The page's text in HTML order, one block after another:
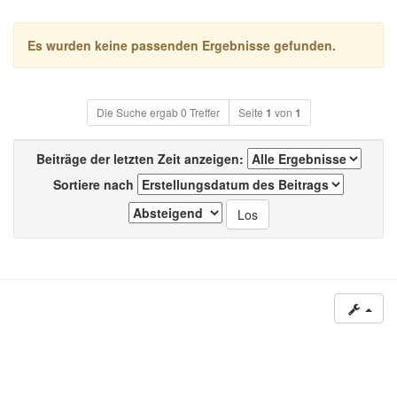
Es wurden keine passenden Ergebnisse gefunden.
Die Suche ergab 0 Treffer Seite 1 von 1
Beiträge der letzten Zeit anzeigen:
Sortiere nach